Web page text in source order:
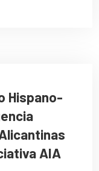
Hispano-
AIA